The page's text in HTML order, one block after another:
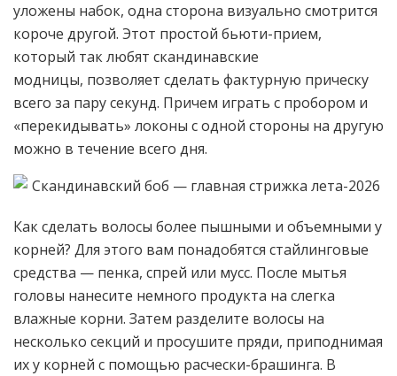
уложены набок, одна сторона визуально смотрится
короче другой. Этот простой бьюти-прием,
который так любят скандинавские
модницы, позволяет сделать фактурную прическу
всего за пару секунд. Причем играть с пробором и
«перекидывать» локоны с одной стороны на другую
можно в течение всего дня.
Как сделать волосы более пышными и объемными у
корней? Для этого вам понадобятся стайлинговые
средства — пенка, спрей или мусс. После мытья
головы нанесите немного продукта на слегка
влажные корни. Затем разделите волосы на
несколько секций и просушите пряди, приподнимая
их у корней с помощью расчески-брашинга. В